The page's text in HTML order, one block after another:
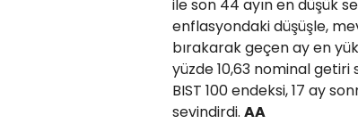
ile son 44 ayın en düşük
enflasyondaki düşüşle,
bırakarak geçen ay en
yüzde 10,63 nominal
BIST 100 endeksi, 17 ay
sevindirdi. AA